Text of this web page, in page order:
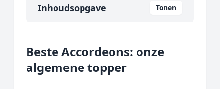
Inhoudsopgave Tonen
Onze algemene topper
Prijs topper
Beste Accordeons: onze
algemene topper